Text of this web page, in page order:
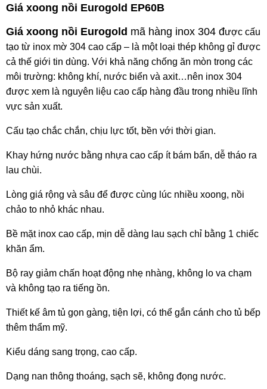
Giá xoong nồi Eurogold EP60B
Giá xoong nồi Eurogold mã hàng inox 304 được cấu
tạo từ inox mờ 304 cao cấp – là một loại thép không gỉ được
cả thế giới tin dùng. Với khả năng chống ăn mòn trong các
môi trường: không khí, nước biển và axit…nên inox 304
được xem là nguyên liệu cao cấp hàng đầu trong nhiều lĩnh
vực sản xuất.
Cấu tạo chắc chắn, chịu lực tốt, bền với thời gian.
Khay hứng nước bằng nhựa cao cấp ít bám bẩn, dễ tháo ra
lau chùi.
Lòng giá rộng và sâu để được cùng lúc nhiều xoong, nồi
chảo to nhỏ khác nhau.
Bề mặt inox cao cấp, mịn dễ dàng lau sạch chỉ bằng 1 chiếc
khăn ẩm.
Bộ ray giảm chấn hoạt động nhẹ nhàng, không lo va chạm
và không tạo ra tiếng ồn.
Thiết kế âm tủ gọn gàng, tiện lợi, có thể gắn cánh cho tủ bếp
thêm thẩm mỹ.
Kiểu dáng sang trọng, cao cấp.
Dạng nan thông thoáng, sạch sẽ, không đọng nước.